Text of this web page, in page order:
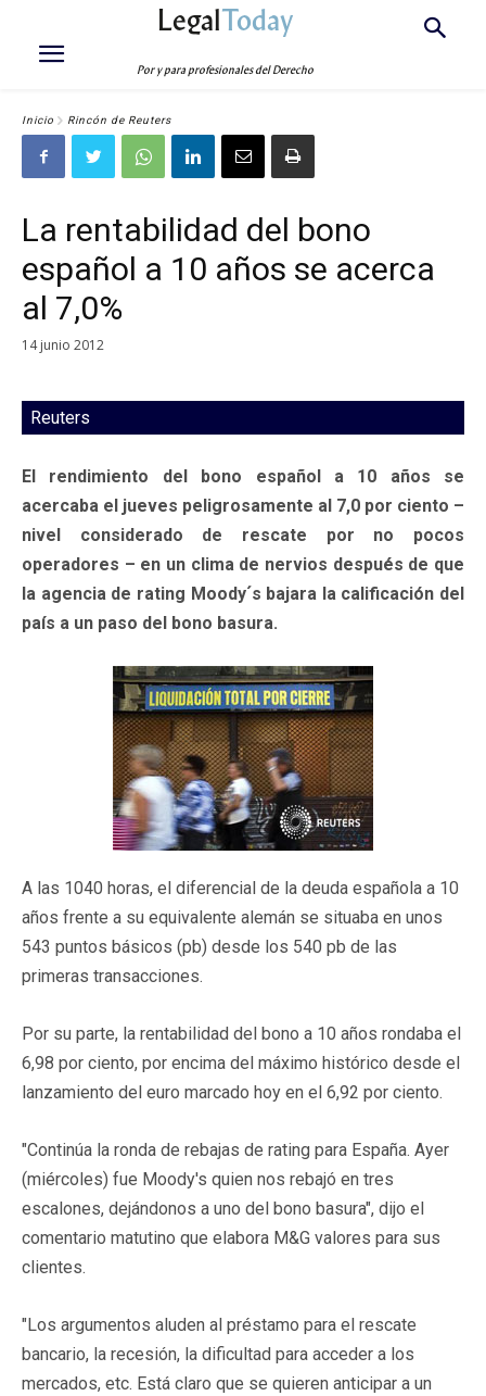
LegalToday
Por y para profesionales del Derecho
Inicio Rincón de Reuters
La rentabilidad del bono
español a 10 años se acerca
al 7,0%
14 junio 2012
Reuters
El rendimiento del bono español a 10 años se
acercaba el jueves peligrosamente al 7,0 por ciento –
nivel considerado de rescate por no pocos
operadores – en un clima de nervios después de que
la agencia de rating Moody´s bajara la calificación del
país a un paso del bono basura.
A las 1040 horas, el diferencial de la deuda española a 10
años frente a su equivalente alemán se situaba en unos
543 puntos básicos (pb) desde los 540 pb de las
primeras transacciones.
Por su parte, la rentabilidad del bono a 10 años rondaba el
6,98 por ciento, por encima del máximo histórico desde el
lanzamiento del euro marcado hoy en el 6,92 por ciento.
"Continúa la ronda de rebajas de rating para España. Ayer
(miércoles) fue Moody's quien nos rebajó en tres
escalones, dejándonos a uno del bono basura", dijo el
comentario matutino que elabora M&G valores para sus
clientes.
"Los argumentos aluden al préstamo para el rescate
bancario, la recesión, la dificultad para acceder a los
mercados, etc. Está claro que se quieren anticipar a un